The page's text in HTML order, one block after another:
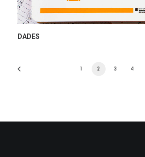
DADES
1 2 3 4